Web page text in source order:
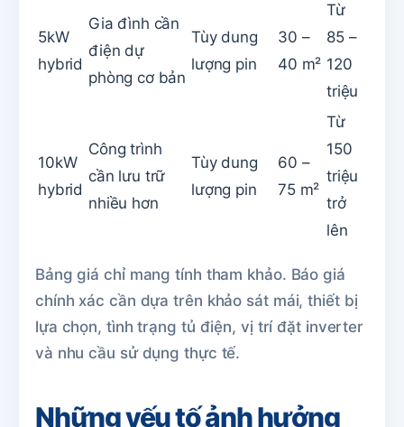
5kW
hybrid
Gia đình cần
điện dự
phòng cơ bản
Tùy dung
lượng pin
30 –
40 m²
Từ
85 –
120
triệu
10kW
hybrid
Công trình
cần lưu trữ
nhiều hơn
Tùy dung
lượng pin
60 –
75 m²
Từ
150
triệu
trở
lên
Bảng giá chỉ mang tính tham khảo. Báo giá
chính xác cần dựa trên khảo sát mái, thiết bị
lựa chọn, tình trạng tủ điện, vị trí đặt inverter
và nhu cầu sử dụng thực tế.
Những yếu tố ảnh hưởng